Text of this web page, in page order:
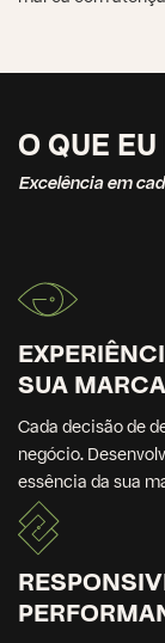
O QUE
Excelência em
SUA MARCA
Cada decisão de
negócio.
essência da sua